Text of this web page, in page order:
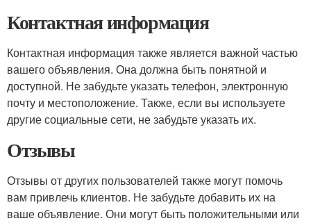
Контактная информация
Контактная информация также является важной частью
вашего объявления. Она должна быть понятной и
доступной. Не забудьте указать телефон, электронную
почту и местоположение. Также, если вы используете
другие социальные сети, не забудьте указать их.
Отзывы
Отзывы от других пользователей также могут помочь
вам привлечь клиентов. Не забудьте добавить их на
ваше объявление. Они могут быть положительными или